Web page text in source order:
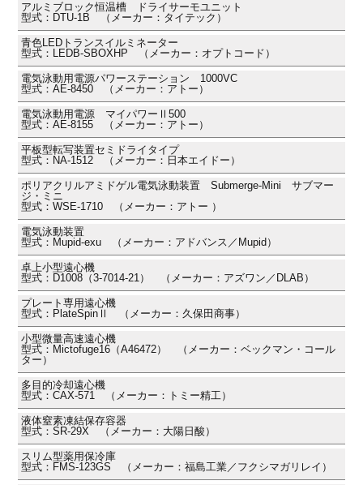
アルミブロック恒温槽 ドライサーモユニット
型式：DTU-1B （メーカー：タイテック）
青色LEDトランスイルミネーター
型式：LEDB-SBOXHP （メーカー：オプトコード）
電気泳動用電源パワーステーション 1000VC
型式：AE-8450 （メーカー：アトー）
電気泳動用電源 マイパワーⅡ500
型式：AE-8155 （メーカー：アトー）
平板型転写装置セミドライタイプ
型式：NA-1512 （メーカー：日本エイドー）
ポリアクリルアミドゲル電気泳動装置 Submerge-Mini サブマー
ジ・ミニ
型式：WSE-1710 （メーカー：アトー ）
電気泳動装置
型式：Mupid-exu （メーカー：アドバンス／Mupid）
卓上小型遠心機
型式：D1008（3-7014-21） （メーカー：アズワン／DLAB）
プレート専用遠心機
型式：PlateSpinⅡ （メーカー：久保田商事）
小型微量高速遠心機
型式：Mictofuge16（A46472） （メーカー：ベックマン・コール
ター）
多目的冷却遠心機
型式：CAX-571 （メーカー：トミー精工）
液体窒素凍結保存容器
型式：SR-29X （メーカー：大陽日酸）
スリム型薬用保冷庫
型式：FMS-123GS （メーカー：福島工業／フクシマガリレイ）